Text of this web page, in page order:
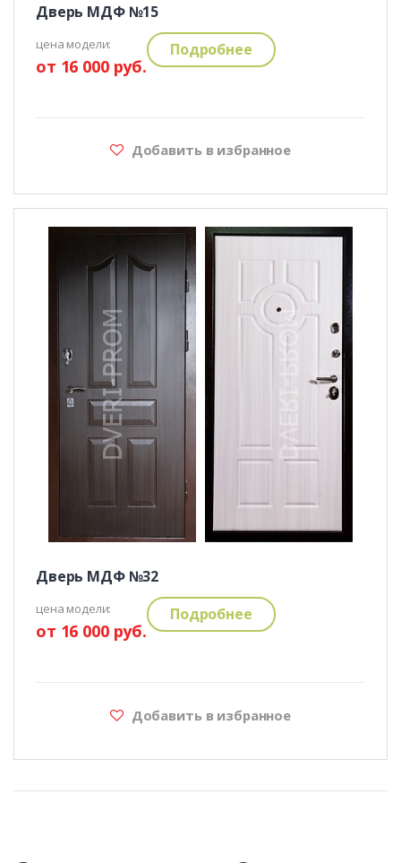
Дверь МДФ №15
цена модели:
от 16 000 руб.
Подробнее
Добавить в избранное
Дверь МДФ №32
цена модели:
от 16 000 руб.
Подробнее
Добавить в избранное